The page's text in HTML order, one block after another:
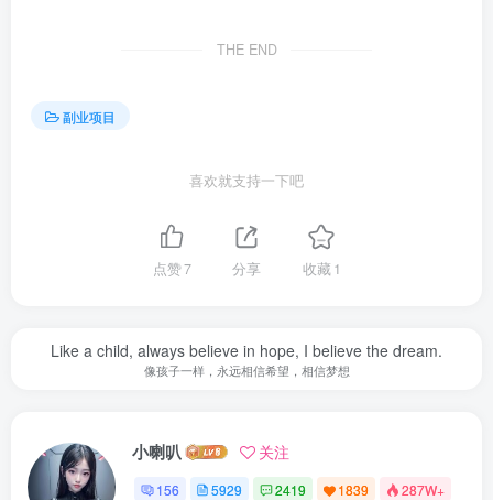
THE END
副业项目
喜欢就支持一下吧
点赞7 分享 收藏1
Like a child, always believe in hope, I believe the dream.
像孩子一样，永远相信希望，相信梦想
小喇叭 关注
156 5929 2419 1839 287W+